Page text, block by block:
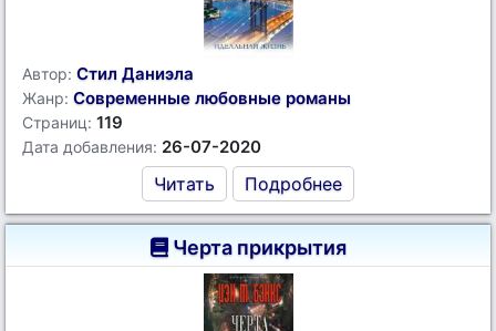
Автор: Стил Даниэла
Жанр: Современные любовные романы
Страниц: 119
Дата добавления: 26-07-2020
Читать Подробнее
Черта прикрытия